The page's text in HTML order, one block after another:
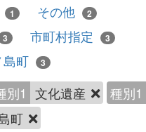
1 その他 2
3 市町村指定 3
町 3
別1 文化遺産
種別1
町